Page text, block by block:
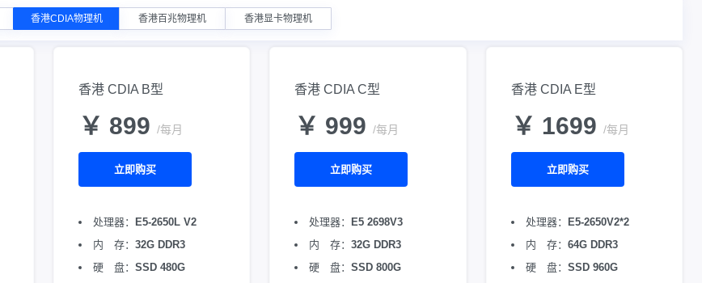
香港CDIA物理机 香港百兆物理机 香港显卡物理机
香港 CDIA B型
￥ 899 /每月
立即购买
处理器：
E5-2650L V2
内 存： 32G DDR3
硬 盘： SSD 480G
香港 CDIA C型
￥ 999 /每月
立即购买
处理器：
E5 2698V3
内 存： 32G DDR3
硬 盘： SSD 800G
香港 CDIA E型
￥ 1699 /每月
立即购买
处理器：
E5-2650V2*2
内 存： 64G DDR3
硬 盘： SSD 960G